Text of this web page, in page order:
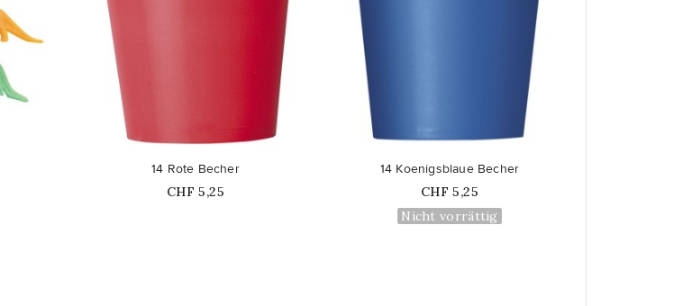
14 Rote Becher
Price
CHF 5,25
14 Koenigsblaue Becher
Price
CHF 5,25
Nicht vorrättig